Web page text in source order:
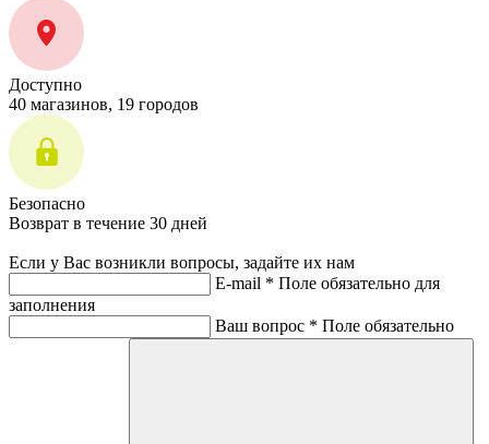
Доступно
40 магазинов, 19 городов
Безопасно
Возврат в течение 30 дней
Если у Вас возникли вопросы, задайте их нам
E-mail * Поле обязательно для
заполнения
Ваш вопрос * Поле обязательно